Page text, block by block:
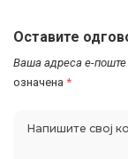
Оставите
Ваша адреса е-поште
означена *